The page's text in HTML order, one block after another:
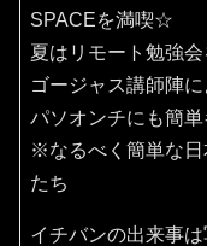
SPACEを満喫☆
夏はリモート勉強
ゴージャス講師陣に
パソオンチにも簡
※なるべく簡単な日
たち
イチバンの出来事